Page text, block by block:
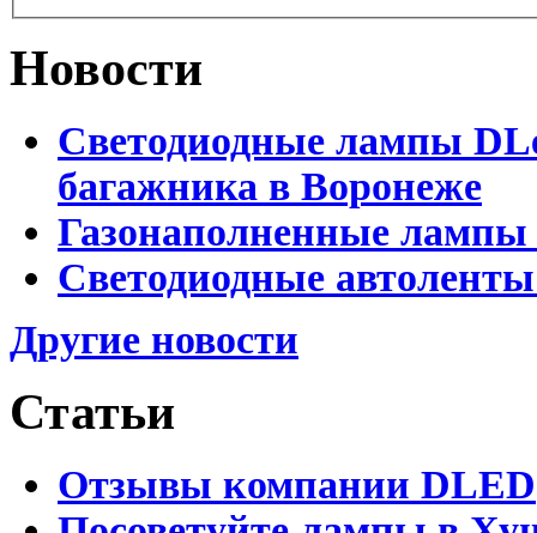
Новости
Светодиодные лампы
багажника в Воронеже
Газонаполненные
Светодиодные
Другие новости
Статьи
Отзывы компании DLED